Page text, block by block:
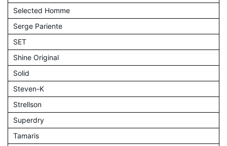
Selected Homme
Serge Pariente
SET
Shine Original
Solid
Steven-K
Strellson
Superdry
Tamaris